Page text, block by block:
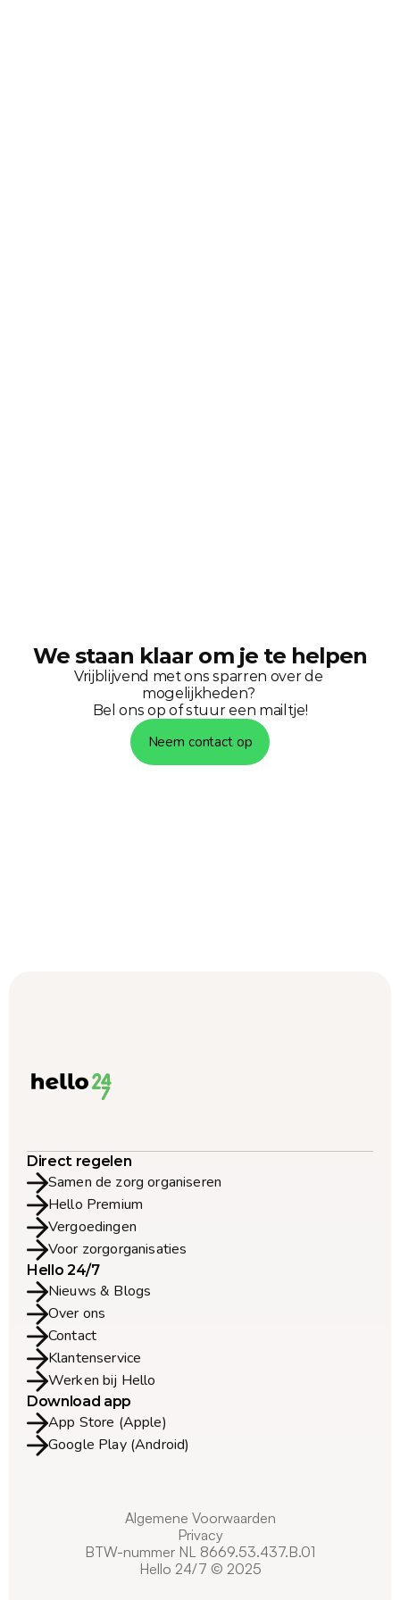
We staan klaar om je te helpen
Vrijblijvend met ons sparren over de
mogelijkheden?
Bel ons op of stuur een mailtje!
Neem contact op
Direct regelen
Samen de zorg organiseren
Hello Premium
Vergoedingen
Voor zorgorganisaties
Hello 24/7
Nieuws & Blogs
Over ons
Contact
Klantenservice
Werken bij Hello
Download app
App Store (Apple)
Google Play (Android)
Hello 24/7 © 2025
Algemene Voorwaarden
Privacy
BTW-nummer NL 8669.53.437.B.01